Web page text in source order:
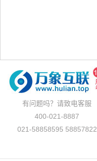
有问题吗？请致电客服
400-021-8887
021-58858595 58857822